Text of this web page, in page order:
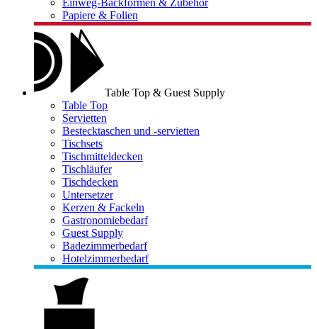
Einweg-Backformen & Zubehör
Papiere & Folien
Table Top & Guest Supply
Table Top
Servietten
Bestecktaschen und -servietten
Tischsets
Tischmitteldecken
Tischläufer
Tischdecken
Untersetzer
Kerzen & Fackeln
Gastronomiebedarf
Guest Supply
Badezimmerbedarf
Hotelzimmerbedarf